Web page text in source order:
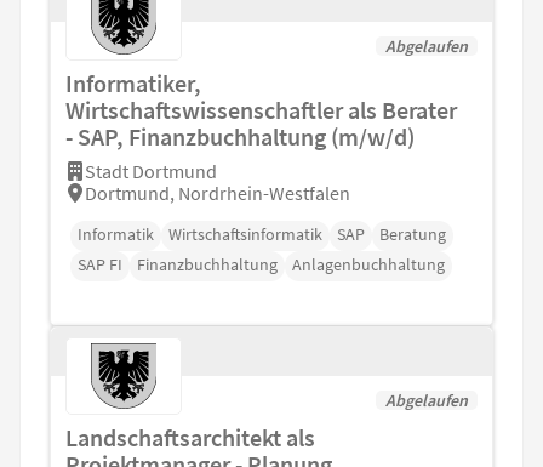
Abgelaufen
Informatiker,
Wirtschaftswissenschaftler als Berater
- SAP, Finanzbuchhaltung (m/w/d)
Stadt Dortmund
Dortmund, Nordrhein-Westfalen
Informatik Wirtschaftsinformatik SAP
Beratung
SAP FI
Finanzbuchhaltung Anlagenbuchhaltung
Abgelaufen
Landschaftsarchitekt als